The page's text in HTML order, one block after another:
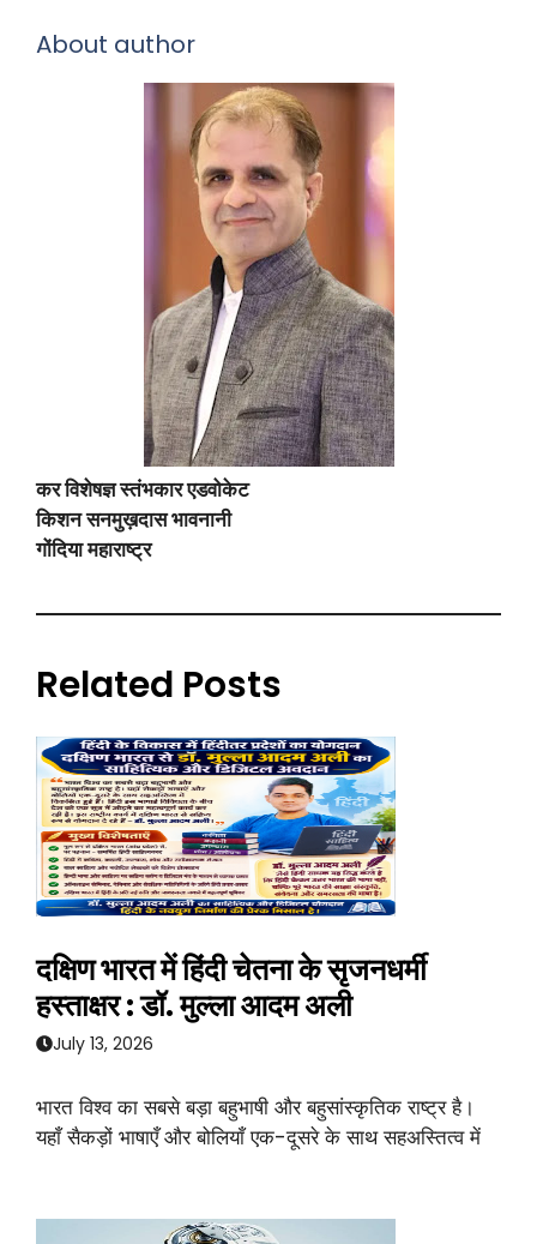
About author
कर विशेषज्ञ स्तंभकार एडवोकेट
किशन सनमुख़दास भावनानी
गोंदिया महाराष्ट्र
Related Posts
दक्षिण भारत में हिंदी चेतना के सृजनधर्मी
हस्ताक्षर : डॉ. मुल्ला आदम अली
July 13, 2026
भारत विश्व का सबसे बड़ा बहुभाषी और बहुसांस्कृतिक राष्ट्र है।
यहाँ सैकड़ों भाषाएँ और बोलियाँ एक-दूसरे के साथ सहअस्तित्व में